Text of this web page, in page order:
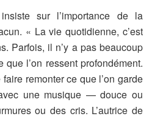
sur l’importance de la
« La vie quotidienne, c’est
Parfois, il n’y a pas beaucoup
l’on ressent profondément.
remonter ce que l’on garde
une musique — douce ou
ou des cris. L’autrice de